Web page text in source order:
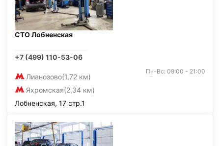
СТО Лобненская
+7 (499) 110-53-06
Лианозово(1,72 км)
Яхромская(2,34 км)
Пн-Вс: 09:00 - 21:00
Лобненская, 17 стр.1